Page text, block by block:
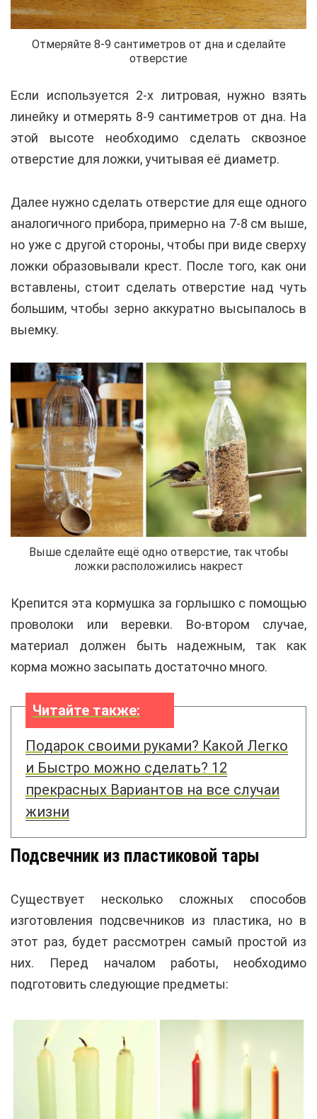
Отмеряйте 8-9 сантиметров от дна и сделайте
отверстие
Если используется 2-х литровая, нужно взять
линейку и отмерять 8-9 сантиметров от дна. На
этой высоте необходимо сделать сквозное
отверстие для ложки, учитывая её диаметр.
Далее нужно сделать отверстие для еще одного
аналогичного прибора, примерно на 7-8 см выше,
но уже с другой стороны, чтобы при виде сверху
ложки образовывали крест. После того, как они
вставлены, стоит сделать отверстие над чуть
большим, чтобы зерно аккуратно высыпалось в
выемку.
Выше сделайте ещё одно отверстие, так чтобы
ложки расположились накрест
Крепится эта кормушка за горлышко с помощью
проволоки или веревки. Во-втором случае,
материал должен быть надежным, так как
корма можно засыпать достаточно много.
Читайте также:
Подарок своими руками? Какой Легко
и Быстро можно сделать? 12
прекрасных Вариантов на все случаи
жизни
Подсвечник из пластиковой тары
Существует несколько сложных способов
изготовления подсвечников из пластика, но в
этот раз, будет рассмотрен самый простой из
них. Перед началом работы, необходимо
подготовить следующие предметы: